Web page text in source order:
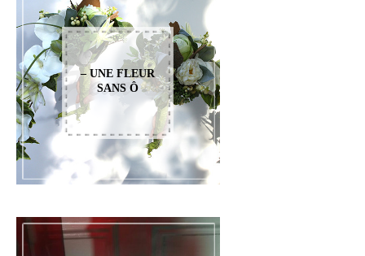
– UNE FLEUR
SANS Ô